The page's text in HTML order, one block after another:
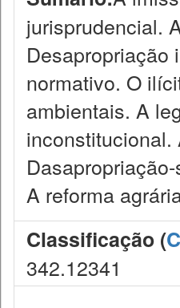
jurisprudencial.
Desapropriação
normativo. O
ambientais. A
A reforma
Classificação (
342.12341